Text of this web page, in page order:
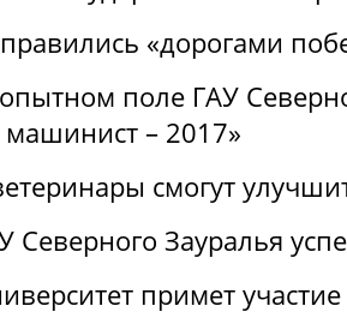
«дорогами
поле ГАУ
машинист – 2017»
смогут
Северного Зауралья
примет